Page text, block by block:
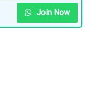
Join Now